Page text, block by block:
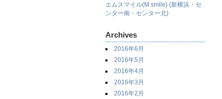
エムスマイル(M smile) (新横浜・セ
ンター南・センター北)
Archives
2016年6月
2016年5月
2016年4月
2016年3月
2016年2月